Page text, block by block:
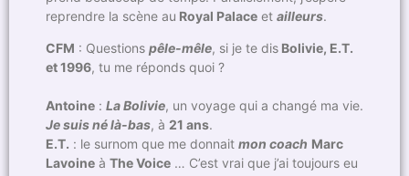
reprendre la scène au Royal Palace et ailleurs.
CFM : Questions pêle-mêle, si je te dis Bolivie, E.T.
et 1996, tu me réponds quoi ?
Antoine : La Bolivie, un voyage qui a changé ma vie.
Je suis né là-bas, à 21 ans.
E.T. : le surnom que me donnait mon coach Marc
Lavoine à The Voice … C’est vrai que j’ai toujours eu